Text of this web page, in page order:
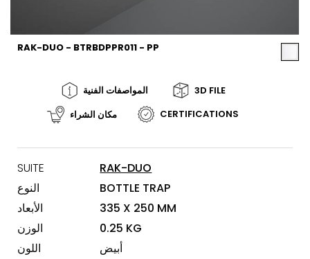
RAK-DUO - BTRBDPPR011 - PP
المواصفات الفنية
3D FILE
مكان الشراء
CERTIFICATIONS
SUITE
RAK-DUO
النوع
BOTTLE TRAP
الأبعاد
335 X 250 MM
الوزن
0.25 KG
اللون
أبيض